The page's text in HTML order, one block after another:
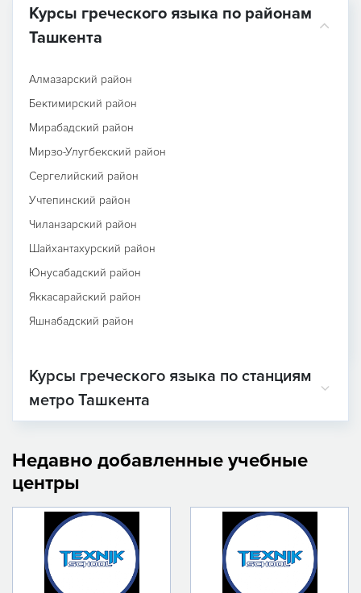
Курсы греческого языка по районам
Ташкента
Алмазарский район
Бектимирский район
Мирабадский район
Мирзо-Улугбекский район
Сергелийский район
Учтепинский район
Чиланзарский район
Шайхантахурский район
Юнусабадский район
Яккасарайский район
Яшнабадский район
Курсы греческого языка по станциям
метро Ташкента
Недавно добавленные учебные
центры